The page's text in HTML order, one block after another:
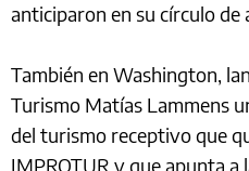
anticiparon en su círculo de
También en Washington,
Turismo Matías Lammens
del turismo receptivo que
IMPROTUR y que apunta a